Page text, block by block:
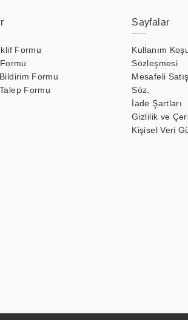
Formu
Formu
Formu
Sayfalar
Kullanım
Sözleşmesi
Mesafeli
Söz.
İade Şartları
Gizlilik ve
Kişisel Veri